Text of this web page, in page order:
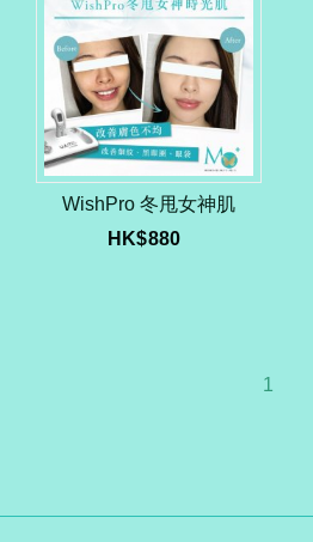
WishPro 冬甩女神肌
HK$880
1